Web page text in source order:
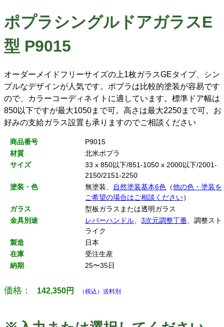
ポプラシングルドアガラスE
型 P9015
オーダーメイドフリーサイズの上1枚ガラスGEタイプ、シン
プルなデザインが人気です。ポプラは比較的塗装が容易です
ので、カラーコーディネイトに適しています。標準ドア幅は
850以下ですが最大1050まで可。高さは最大2250まで可。お
好みの支給ガラス設置も承りますのでご相談ください
商品番号
P9015
材質
北米ポプラ
サイズ
33 x 850以下/851-1050 x 2000以下/2001-
2150/2151-2250
塗装・色
無塗装、 自然塗装基本6色 （他の色・塗装を
ご希望の場合はご相談ください）
ガラス
型板ガラスまたは透明ガラス
金具別途
レバーハンドル、 3次元調整丁番、調整スト
ライク
製造
日本
在庫
受注生産
納期
25〜35日
価格： 142,350円 （税込）送料別